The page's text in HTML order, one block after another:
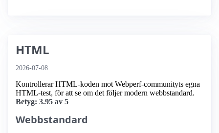
HTML
2026-07-08
Kontrollerar HTML-koden mot Webperf-communityts egna
HTML-test, för att se om det följer modern webbstandard.
Betyg: 3.95 av 5
Webbstandard